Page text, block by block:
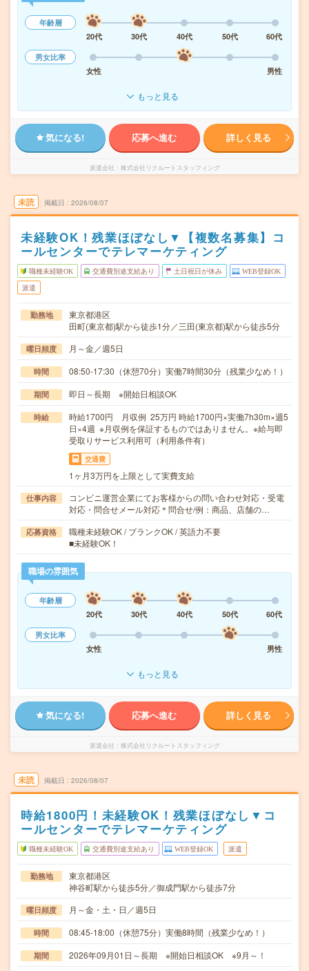
年齢層
20代
30代 40代 50代
60代
男女比率
女性
男性
もっと見る
気になる! 応募へ進む 詳しく見る
派遣会社 株式会社リクルートスタッフィング
未読 掲載日 2026/08/07
未経験OK！残業ほぼなし▼【複数名募集】コ
ールセンターでテレマーケティング
職種未経験OK 交通費別途支給あり 土日祝日が休み WEB登録OK
派遣
勤務地
東京都港区
田町(東京都)駅から徒歩1分／三田(東京都)駅から徒歩5分
曜日頻度 月～金／週5日
時間 08:50-17:30（休憩70分）実働7時間30分（残業少なめ！）
期間 即日～長期 ※開始日相談OK
時給
時給1700円 月収例 25万円 時給1700円×実働7h30m×週5
日×4週 ※月収例を保証するものではありません。※給与即
受取りサービス利用可（利用条件有）
交通費
1ヶ月3万円を上限として実費支給
仕事内容
コンビニ運営企業にてお客様からの問い合わせ対応・受電
対応・問合せメール対応＊問合せ/例：商品、店舗の…
応募資格
職種未経験OK / ブランクOK / 英語力不要
■未経験OK！
職場の雰囲気
年齢層
20代
30代 40代 50代
60代
男女比率
女性
男性
もっと見る
気になる! 応募へ進む 詳しく見る
派遣会社 株式会社リクルートスタッフィング
未読 掲載日 2026/08/07
時給1800円！未経験OK！残業ほぼなし▼コ
ールセンターでテレマーケティング
職種未経験OK 交通費別途支給あり WEB登録OK 派遣
勤務地
東京都港区
神谷町駅から徒歩5分／御成門駅から徒歩7分
曜日頻度 月～金・土・日／週5日
時間 08:45-18:00（休憩75分）実働8時間（残業少なめ！）
期間 2026年09月01日～長期 ※開始日相談OK ※9月～！